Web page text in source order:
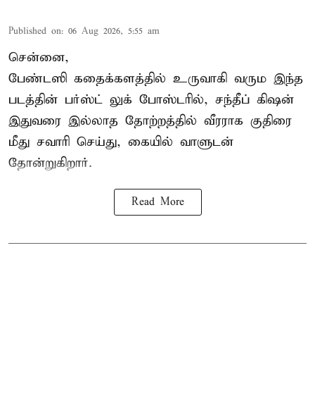
Published on: 06 Aug 2026, 5:55 am
சென்னை,
பேண்டஸி கதைக்களத்தில் உருவாகி வரும இந்த
படத்தின் பர்ஸ்ட் லுக் போஸ்டரில், சந்தீப் கிஷன்
இதுவரை இல்லாத தோற்றத்தில் வீரராக குதிரை
மீது சவாரி செய்து, கையில் வாளுடன்
தோன்றுகிறார்.
Read More